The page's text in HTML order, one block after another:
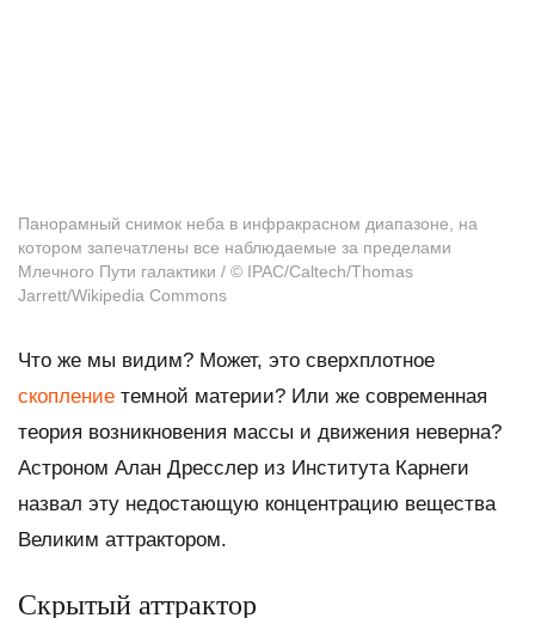
Панорамный снимок неба в инфракрасном диапазоне, на
котором запечатлены все наблюдаемые за пределами
Млечного Пути галактики / © IPAC/Caltech/Thomas
Jarrett/Wikipedia Commons
Что же мы видим? Может, это сверхплотное
скопление темной материи? Или же современная
теория возникновения массы и движения неверна?
Астроном Алан Дресслер из Института Карнеги
назвал эту недостающую концентрацию вещества
Великим аттрактором.
Скрытый аттрактор